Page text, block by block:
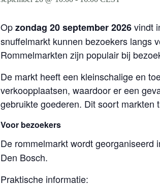
Opzondag 20 september 2026vindt
snuffelmarkt kunnen bezoekers langs
Rommelmarkten zijn populair bij
De markt heeft een kleinschalige en
verkoopplaatsen, waardoor er een
gebruikte goederen. Dit soort markten
Voor bezoekers
De rommelmarkt wordt georganiseerd
Den Bosch.
Praktische informatie: